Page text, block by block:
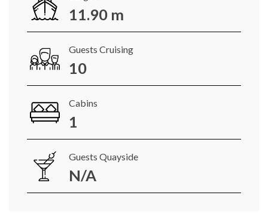
11.90 m
Guests Cruising
10
Cabins
1
Guests Quayside
N/A